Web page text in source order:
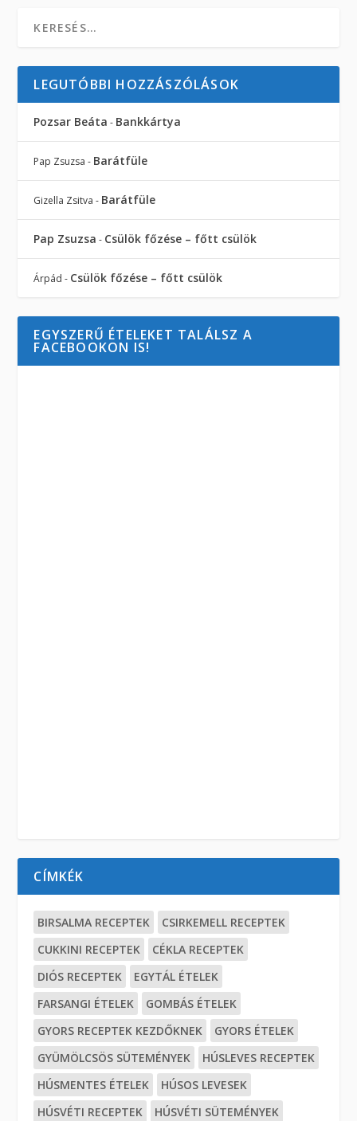
LEGUTÓBBI HOZZÁSZÓLÁSOK
Pozsar Beáta - Bankkártya
Pap Zsuzsa - Barátfüle
Gizella Zsitva - Barátfüle
Pap Zsuzsa - Csülök főzése – főtt csülök
Árpád - Csülök főzése – főtt csülök
EGYSZERŰ ÉTELEKET TALÁLSZ A
FACEBOOKON IS!
CÍMKÉK
BIRSALMA RECEPTEK
CSIRKEMELL RECEPTEK
CUKKINI RECEPTEK
CÉKLA RECEPTEK
DIÓS RECEPTEK
EGYTÁL ÉTELEK
FARSANGI ÉTELEK
GOMBÁS ÉTELEK
GYORS RECEPTEK KEZDŐKNEK
GYORS ÉTELEK
GYÜMÖLCSÖS SÜTEMÉNYEK
HÚSLEVES RECEPTEK
HÚSMENTES ÉTELEK
HÚSOS LEVESEK
HÚSVÉTI RECEPTEK
HÚSVÉTI SÜTEMÉNYEK